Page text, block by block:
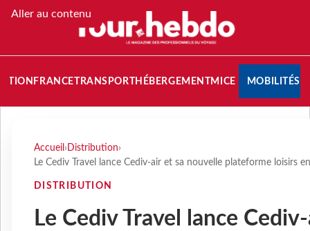
Aller au contenu
FRANCETRANSPORT HÉBERGEMENTMICE MOBILITÉS
Accueil › Distribution›
Le Cediv Travel lance Cediv-air et sa nouvelle plateforme loisirs
DISTRIBUTION
Le Cediv Travel lance